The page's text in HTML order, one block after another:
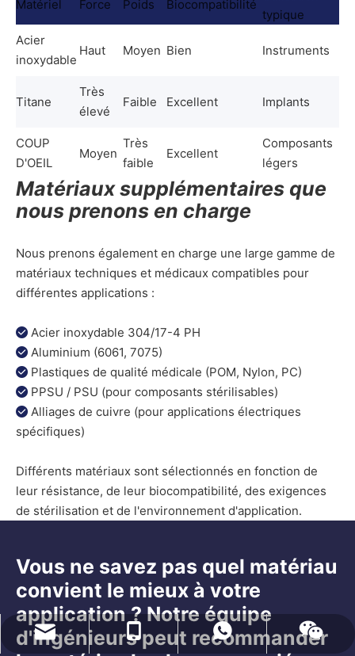
Matériel Force Poids Biocompatibilité
typique
Acier
inoxydable
Haut Moyen Bien Instruments
Titane
Très
élevé
Faible Excellent Implants
COUP
D'OEIL
Moyen
Très
faible
Excellent
Composants
légers
Matériaux supplémentaires que
nous prenons en charge
Nous prenons également en charge une large gamme de
matériaux techniques et médicaux compatibles pour
différentes applications :
 Acier inoxydable 304/17-4 PH
 Aluminium (6061, 7075)
 Plastiques de qualité médicale (POM, Nylon, PC)
 PPSU / PSU (pour composants stérilisables)
 Alliages de cuivre (pour applications électriques
spécifiques)
Différents matériaux sont sélectionnés en fonction de
leur résistance, de leur biocompatibilité, des exigences
de stérilisation et de l'environnement d'application.
Vous ne savez pas quel matériau
convient le mieux à votre
application ? Notre équipe
d'ingénieurs peut recommander
naiteservice@naitetech.com
+86 18018270716
WhatsApp
Wechat